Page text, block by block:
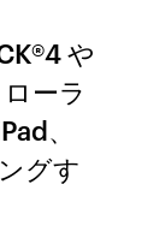
や
ーラ
、
グす